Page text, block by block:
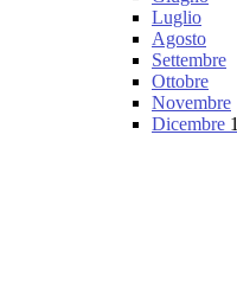
Luglio
Agosto
Settembre
Ottobre
Novembre
Dicembre 1